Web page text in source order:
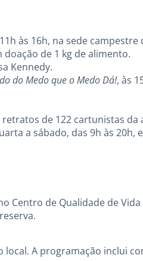
às 16h, na sede
doação de 1 kg de alimento.
Kennedy.
do Medo que o Medo Dá!, às
de 122 cartunistas
a sábado, das 9h às 20h,
Centro de Qualidade de Vida
local. A programação inclui